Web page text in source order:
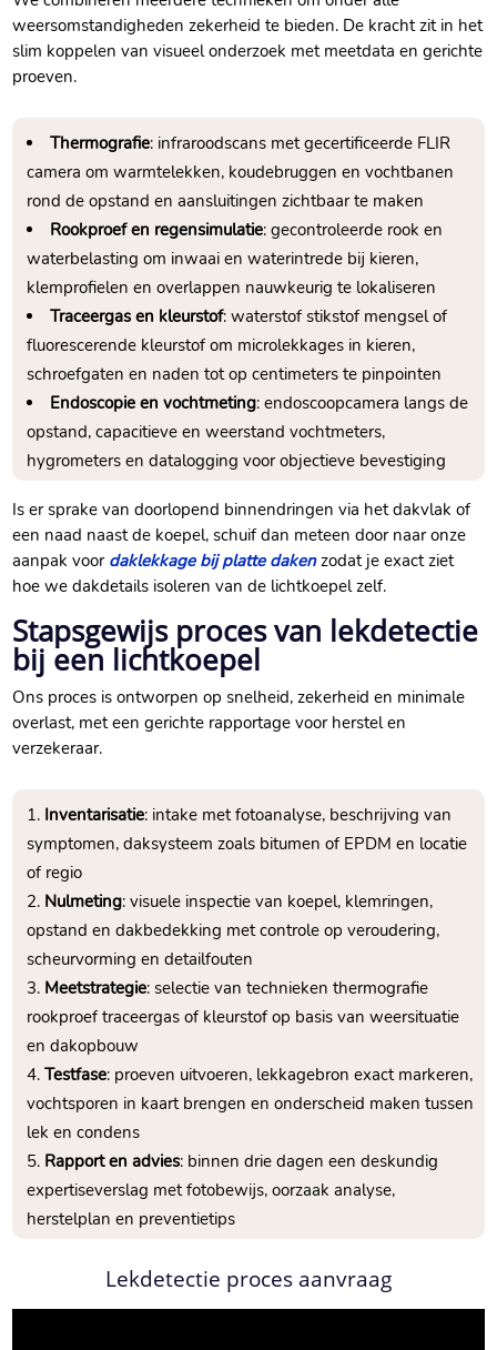
weersomstandigheden zekerheid te bieden. De kracht zit in het
slim koppelen van visueel onderzoek met meetdata en gerichte
proeven.
Thermografie: infraroodscans met gecertificeerde FLIR
camera om warmtelekken, koudebruggen en vochtbanen
rond de opstand en aansluitingen zichtbaar te maken
Rookproef en regensimulatie: gecontroleerde rook en
waterbelasting om inwaai en waterintrede bij kieren,
klemprofielen en overlappen nauwkeurig te lokaliseren
Traceergas en kleurstof: waterstof stikstof mengsel of
fluorescerende kleurstof om microlekkages in kieren,
schroefgaten en naden tot op centimeters te pinpointen
Endoscopie en vochtmeting: endoscoopcamera langs de
opstand, capacitieve en weerstand vochtmeters,
hygrometers en datalogging voor objectieve bevestiging
Is er sprake van doorlopend binnendringen via het dakvlak of
een naad naast de koepel, schuif dan meteen door naar onze
aanpak voor daklekkage bij platte dakenzodat je exact ziet
hoe we dakdetails isoleren van de lichtkoepel zelf.
Stapsgewijs proces van lekdetectie
bij een lichtkoepel
Ons proces is ontworpen op snelheid, zekerheid en minimale
overlast, met een gerichte rapportage voor herstel en
verzekeraar.
Inventarisatie: intake met fotoanalyse, beschrijving van
symptomen, daksysteem zoals bitumen of EPDM en locatie
of regio
Nulmeting: visuele inspectie van koepel, klemringen,
opstand en dakbedekking met controle op veroudering,
scheurvorming en detailfouten
Meetstrategie: selectie van technieken thermografie
rookproef traceergas of kleurstof op basis van weersituatie
en dakopbouw
Testfase: proeven uitvoeren, lekkagebron exact markeren,
vochtsporen in kaart brengen en onderscheid maken tussen
lek en condens
Rapport en advies: binnen drie dagen een deskundig
expertiseverslag met fotobewijs, oorzaak analyse,
herstelplan en preventietips
Lekdetectie proces aanvraag